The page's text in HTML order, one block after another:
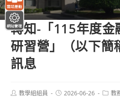
轉知-「115年度金
研習營」（以下簡
訊息
Post教學組組員
Post2026-06-26
Post教